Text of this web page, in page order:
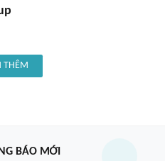
THÊM
BÁO MỚI